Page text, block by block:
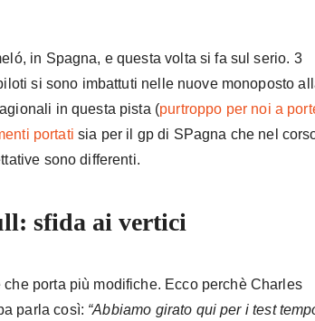
in Spagna, e questa volta si fa sul serio. 3
si sono imbattuti nelle nuove monoposto
in questa pista (purtroppo per noi a
portati sia per il gp di SPagna che nel
sono differenti.
sfida ai vertici
porta più modifiche. Ecco perchè Charles
parla così: “Abbiamo girato qui per i test